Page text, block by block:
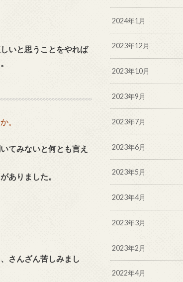
いと思うことをやれば
。
てみないと何とも言え
ありました。
さんざん苦しみまし
2024年1月
2023年12月
2023年10月
2023年9月
2023年7月
2023年6月
2023年5月
2023年4月
2023年3月
2023年2月
2022年4月